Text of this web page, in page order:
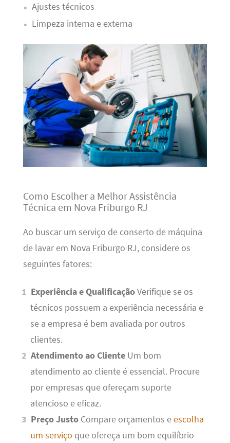
Ajustes técnicos
Limpeza interna e externa
Como Escolher a Melhor Assistência
Técnica em Nova Friburgo RJ
Ao buscar um serviço de conserto de máquina
de lavar em Nova Friburgo RJ, considere os
seguintes fatores:
Experiência e QualificaçãoVerifique se os
técnicos possuem a experiência necessária e
se a empresa é bem avaliada por outros
clientes.
Atendimento ao Cliente Um bom
atendimento ao cliente é essencial. Procure
por empresas que ofereçam suporte
atencioso e eficaz.
Preço Justo Compare orçamentos eescolha
um serviço que ofereça um bom equilíbrio